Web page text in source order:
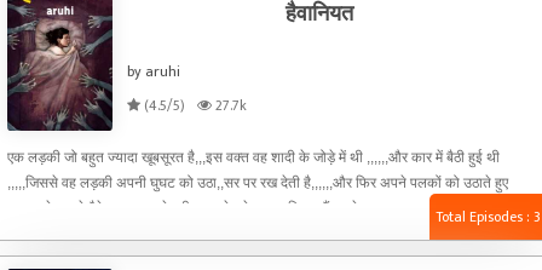
हैवानियत
by aruhi
(4.5/5)
27.7k
एक लड़की जो बहुत ज्यादा खूबसूरत है,,,इस वक्त वह शादी के जोड़े में थी ,,,,,,और कार में बैठी हुई थी
,,,,,जिससे वह लड़की अपनी घुघट को उठा,,सर पर रख देती है,,,,,,और फिर अपने पलकों को उठाते हुए
,,,,,अपने सामने बैठे ,,,,उस लड़के की तरफ देखते हुए,,,,,,विराज मैं तुमसे बहुत प्यार करती हूं,,, इसीलिए तो मैं
विराज ,,,,,,मैं जिंदगी भर तुम्हारे साथ रहना चाहती, हूं,,,,,,तुम्हारी आंखों में देखकर इस दुनिया को जितना
Total Episodes : 3